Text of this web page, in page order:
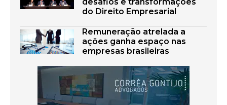
desafios e transformações
do Direito Empresarial
Remuneração atrelada a
ações ganha espaço nas
empresas brasileiras